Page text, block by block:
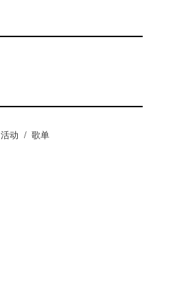
活动 / 歌单